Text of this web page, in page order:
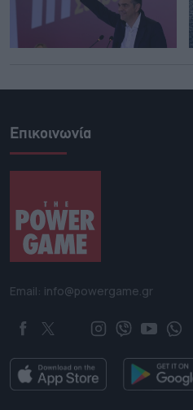
Επικοινωνία
Email: info@powergame.gr